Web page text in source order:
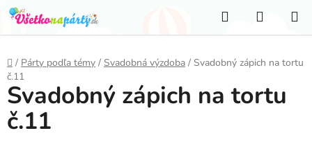
Prejsť
na
obsah
Hľadať
KOŠÍK
Domov
/ Párty podľa témy / Svadobná výzdoba / Svadobný zápich na tortu
č.11
Svadobný zápich na tortu
č.11